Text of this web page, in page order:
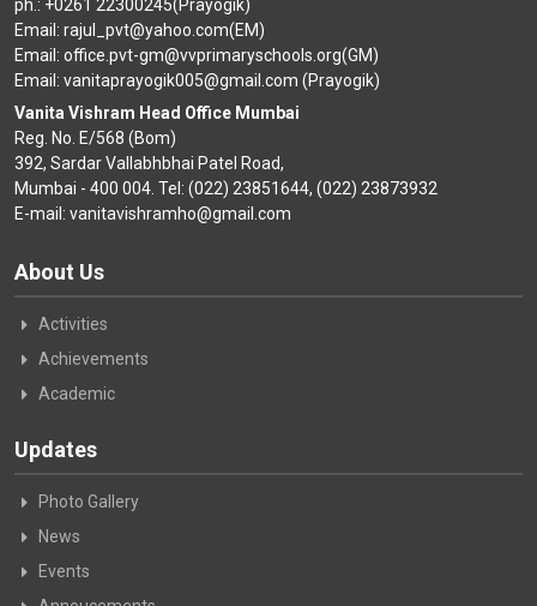
ph.: +0261 22300245(Prayogik)
Email: rajul_pvt@yahoo.com(EM)
Email: office.pvt-gm@vvprimaryschools.org(GM)
Email: vanitaprayogik005@gmail.com (Prayogik)
Vanita Vishram Head Office Mumbai
Reg. No. E/568 (Bom)
392, Sardar Vallabhbhai Patel Road,
Mumbai - 400 004. Tel: (022) 23851644, (022) 23873932
E-mail: vanitavishramho@gmail.com
About Us
Activities
Achievements
Academic
Updates
Photo Gallery
News
Events